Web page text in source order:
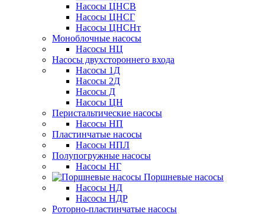
Насосы ЦНСВ
Насосы ЦНСГ
Насосы ЦНСНт
Моноблочные насосы
Насосы НЦ
Насосы двухстороннего входа
Насосы 1Д
Насосы 2Д
Насосы Д
Насосы ЦН
Перистальтические насосы
Насосы НП
Пластинчатые насосы
Насосы НПЛ
Полупогружные насосы
Насосы НГ
Поршневые насосы
Насосы НД
Насосы НДР
Роторно-пластинчатые насосы